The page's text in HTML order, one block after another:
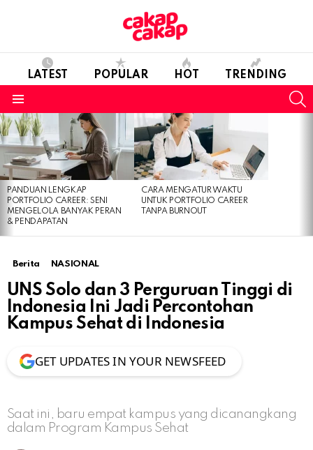
LATEST POPULAR HOT TRENDING
LATEST
STORIES
PANDUAN LENGKAP
PORTFOLIO CAREER: SENI
MENGELOLA BANYAK PERAN
& PENDAPATAN
CARA MENGATUR WAKTU
UNTUK PORTFOLIO CAREER
TANPA BURNOUT
Berita NASIONAL
UNS Solo dan 3 Perguruan Tinggi di
Indonesia Ini Jadi Percontohan
Kampus Sehat di Indonesia
GET UPDATES IN YOUR NEWSFEED
Saat ini, baru empat kampus yang dicanangkang
dalam Program Kampus Sehat